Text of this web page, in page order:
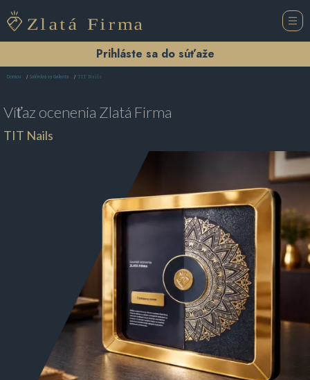
Prihláste sa do súťaže
Domov Salón krásy Galanta TIT Nails
Víťaz ocenenia Zlatá Firma
TIT Nails